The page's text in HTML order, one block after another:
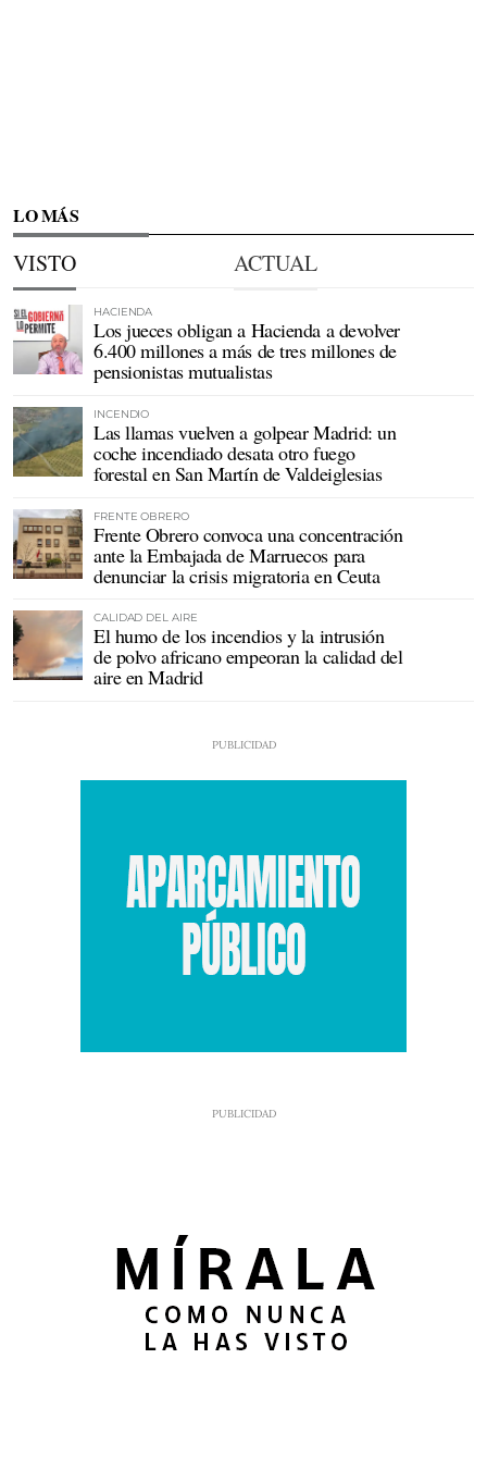
LO MÁS
VISTO ACTUAL
HACIENDA
Los jueces obligan a Hacienda a devolver
6.400 millones a más de tres millones de
pensionistas mutualistas
INCENDIO
Las llamas vuelven a golpear Madrid: un
coche incendiado desata otro fuego
forestal en San Martín de Valdeiglesias
FRENTE OBRERO
Frente Obrero convoca una concentración
ante la Embajada de Marruecos para
denunciar la crisis migratoria en Ceuta
CALIDAD DEL AIRE
El humo de los incendios y la intrusión
de polvo africano empeoran la calidad del
aire en Madrid